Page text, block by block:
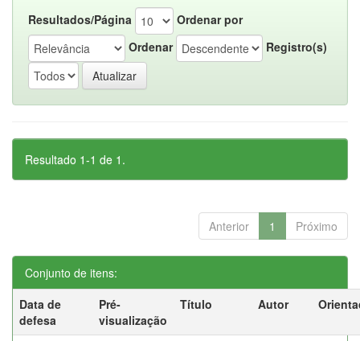
Resultados/Página
Ordenar por
Ordenar
Registro(s)
Resultado 1-1 de 1.
Anterior 1 Próximo
Conjunto de itens:
Data de
defesa
Pré-
visualização
Título Autor